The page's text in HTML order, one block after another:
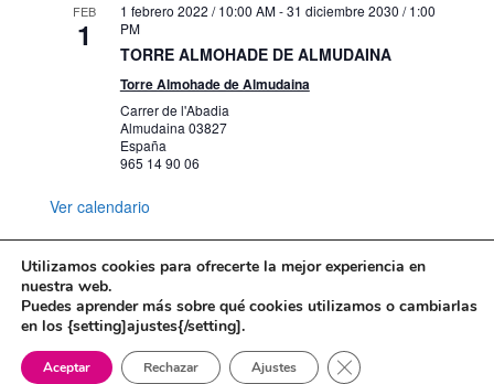
FEB
1
1 febrero 2022 / 10:00 AM-31 diciembre 2030 / 1:00
PM
TORRE ALMOHADE DE ALMUDAINA
Torre Almohade de Almudaina
Carrer de l'Abadia
Almudaina 03827
España
965 14 90 06
Ver calendario
Mapa web
Política de Privacidad
Politica de cookies
Utilizamos cookies para ofrecerte la mejor experiencia en
nuestra web.
Puedes aprender más sobre qué cookies utilizamos o cambiarlas
en los {setting]ajustes{/setting].
Aceptar Rechazar Ajustes Cerrar el banner de